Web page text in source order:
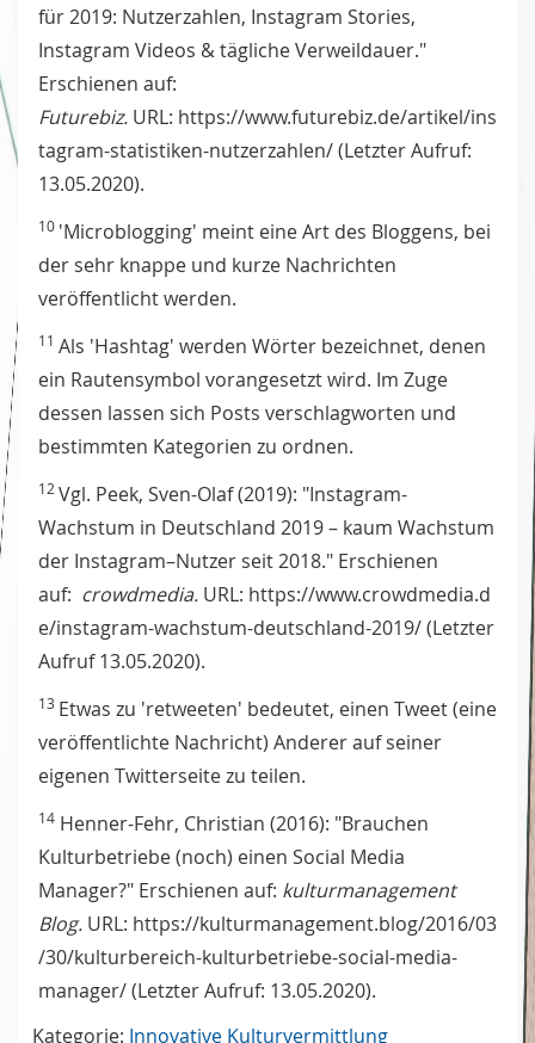
für 2019: Nutzerzahlen, Instagram Stories,
Instagram Videos & tägliche Verweildauer."
Erschienen auf:
Futurebiz. URL: https://www.futurebiz.de/artikel/ins
tagram-statistiken-nutzerzahlen/ (Letzter Aufruf:
13.05.2020).
10 'Microblogging' meint eine Art des Bloggens, bei
der sehr knappe und kurze Nachrichten
veröffentlicht werden.
11 Als 'Hashtag' werden Wörter bezeichnet, denen
ein Rautensymbol vorangesetzt wird. Im Zuge
dessen lassen sich Posts verschlagworten und
bestimmten Kategorien zu ordnen.
12 Vgl. Peek, Sven-Olaf (2019): "Instagram-
Wachstum in Deutschland 2019 – kaum Wachstum
der Instagram–Nutzer seit 2018." Erschienen
auf: crowdmedia. URL: https://www.crowdmedia.d
e/instagram-wachstum-deutschland-2019/ (Letzter
Aufruf 13.05.2020).
13 Etwas zu 'retweeten' bedeutet, einen Tweet (eine
veröffentlichte Nachricht) Anderer auf seiner
eigenen Twitterseite zu teilen.
14 Henner-Fehr, Christian (2016): "Brauchen
Kulturbetriebe (noch) einen Social Media
Manager?" Erschienen auf: kulturmanagement
Blog. URL: https://kulturmanagement.blog/2016/03
/30/kulturbereich-kulturbetriebe-social-media-
manager/ (Letzter Aufruf: 13.05.2020).
Kategorie: Innovative Kulturvermittlung